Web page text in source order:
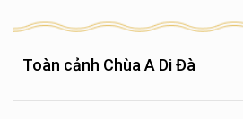
Toàn cảnh Chùa A Di Đà